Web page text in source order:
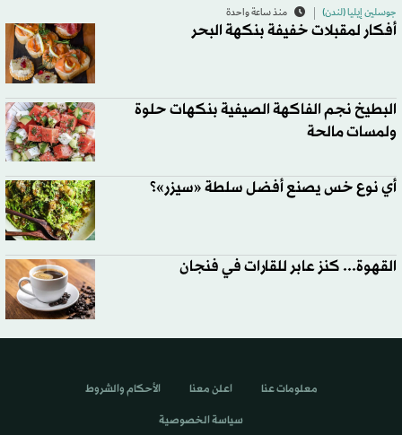
جوسلين إيليا (لندن) منذ ساعة واحدة
أفكار لمقبلات خفيفة بنكهة البحر
البطيخ نجم الفاكهة الصيفية بنكهات حلوة
ولمسات مالحة
أي نوع خس يصنع أفضل سلطة «سيزر»؟
القهوة... كنز عابر للقارات في فنجان
معلومات عنا اعلن معنا الأحكام والشروط
سياسة الخصوصية